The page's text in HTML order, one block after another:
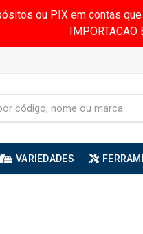
ou PIX em contas
IMPORTACAO
VARIEDADES